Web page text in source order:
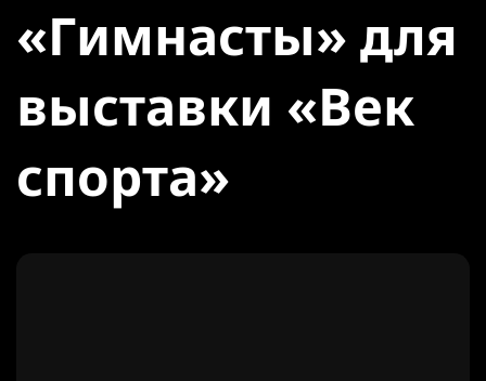
«Гимнасты» для
выставки «Век
спорта»